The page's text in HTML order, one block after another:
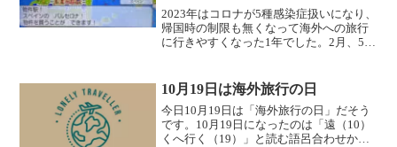
2023年はコロナが5種感染症扱いになり、
帰国時の制限も無くなって海外への旅行
に行きやすくなった1年でした。2月、5
今年訪れた国を11月に発売された桃太郎
電鉄ワー...
10月19日は海外旅行の日
今日10月19日は「海外旅行の日」だそう
です。10月19日になったのは「遠（10）
くへ行く（19）」と読む語呂合わせから